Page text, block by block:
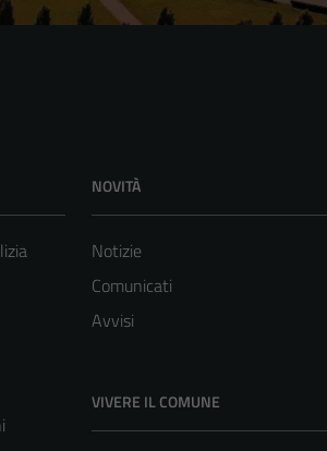
NOVITÀ
Notizie
Comunicati
Avvisi
VIVERE IL COMUNE